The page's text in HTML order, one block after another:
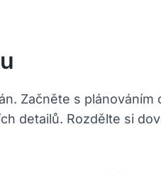
Začněte s
detailů. Rozdělte si